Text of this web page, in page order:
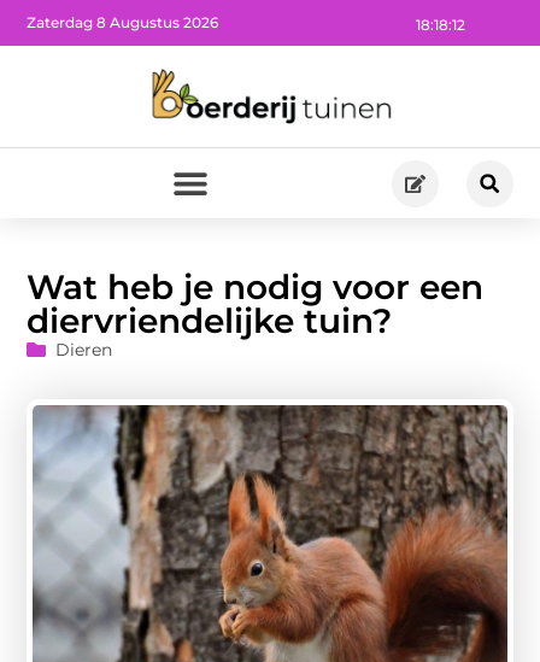
18:18:14
Zaterdag 8 Augustus 2026
Wat heb je nodig voor een
diervriendelijke tuin?
Dieren